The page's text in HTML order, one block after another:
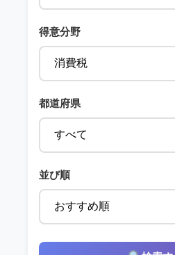
得意分野
都道府県
並び順